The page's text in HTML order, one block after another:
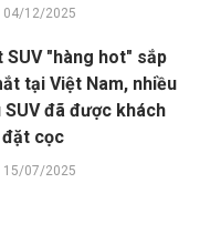
04/12/2025
SUV "hàng hot" sắp
tại Việt Nam, nhiều
SUV đã được khách
cọc
15/07/2025